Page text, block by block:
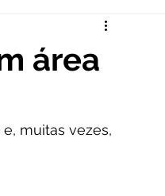
área
muitas vezes,